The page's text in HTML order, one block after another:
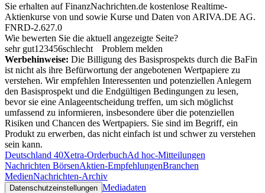
Sie erhalten auf FinanzNachrichten.de kostenlose Realtime-
Aktienkurse von und sowie Kurse und Daten von ARIVA.DE AG.
FNRD-2.627.0
Wie bewerten Sie die aktuell angezeigte Seite?
sehr gut1 23456schlecht
Problem melden
Werbehinweise: Die Billigung des Basisprospekts durch die BaFin
ist nicht als ihre Befürwortung der angebotenen Wertpapiere zu
verstehen. Wir empfehlen Interessenten und potenziellen Anlegern
den Basisprospekt und die Endgültigen Bedingungen zu lesen,
bevor sie eine Anlageentscheidung treffen, um sich möglichst
umfassend zu informieren, insbesondere über die potenziellen
Risiken und Chancen des Wertpapiers. Sie sind im Begriff, ein
Produkt zu erwerben, das nicht einfach ist und schwer zu verstehen
sein kann.
Deutschland 40Xetra-OrderbuchAd hoc-Mitteilungen
Nachrichten BörsenAktien-EmpfehlungenBranchen
MedienNachrichten-Archiv
Datenschutzeinstellungen Mediadaten